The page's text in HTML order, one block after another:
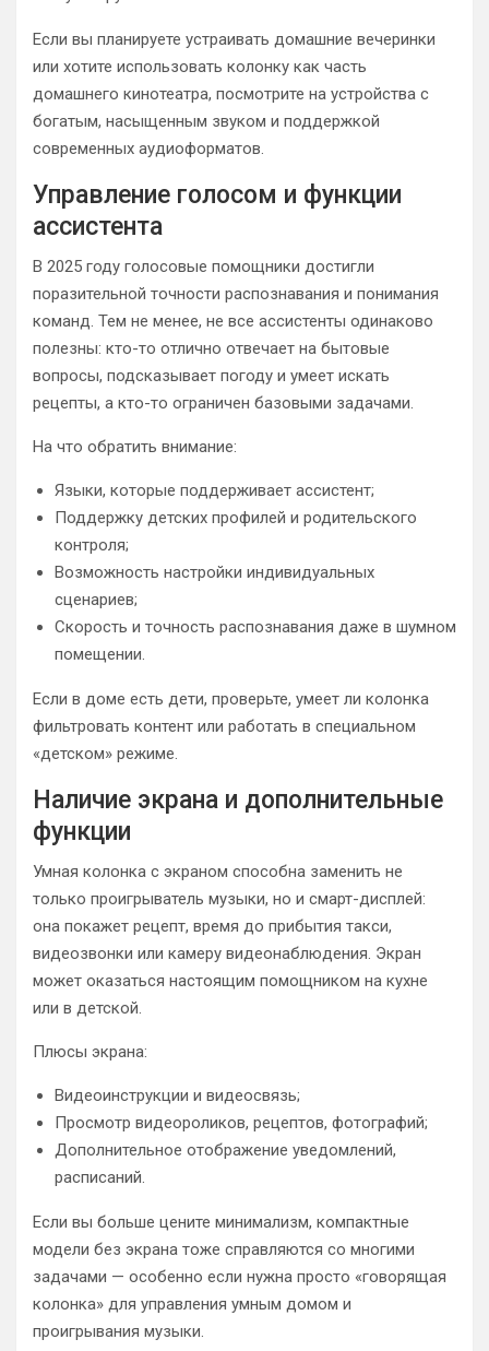
Если вы планируете устраивать домашние вечеринки
или хотите использовать колонку как часть
домашнего кинотеатра, посмотрите на устройства с
богатым, насыщенным звуком и поддержкой
современных аудиоформатов.
Управление голосом и функции
ассистента
В 2025 году голосовые помощники достигли
поразительной точности распознавания и понимания
команд. Тем не менее, не все ассистенты одинаково
полезны: кто-то отлично отвечает на бытовые
вопросы, подсказывает погоду и умеет искать
рецепты, а кто-то ограничен базовыми задачами.
На что обратить внимание:
Языки, которые поддерживает ассистент;
Поддержку детских профилей и родительского
контроля;
Возможность настройки индивидуальных
сценариев;
Скорость и точность распознавания даже в шумном
помещении.
Если в доме есть дети, проверьте, умеет ли колонка
фильтровать контент или работать в специальном
«детском» режиме.
Наличие экрана и дополнительные
функции
Умная колонка с экраном способна заменить не
только проигрыватель музыки, но и смарт-дисплей:
она покажет рецепт, время до прибытия такси,
видеозвонки или камеру видеонаблюдения. Экран
может оказаться настоящим помощником на кухне
или в детской.
Плюсы экрана:
Видеоинструкции и видеосвязь;
Просмотр видеороликов, рецептов, фотографий;
Дополнительное отображение уведомлений,
расписаний.
Если вы больше цените минимализм, компактные
модели без экрана тоже справляются со многими
задачами — особенно если нужна просто «говорящая
колонка» для управления умным домом и
проигрывания музыки.